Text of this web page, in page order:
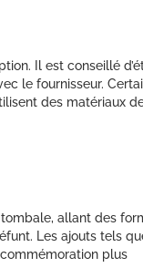
Il est conseillé
le fournisseur.
des matériaux
allant des
Les ajouts tels
plus